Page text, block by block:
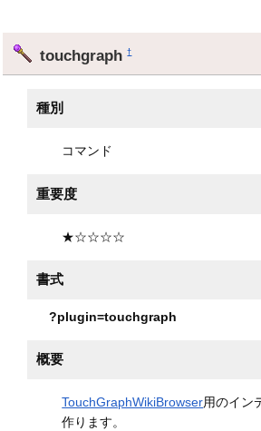
touchgraph†
種別
コマンド
重要度
★☆☆☆☆
書式
?plugin=touchgraph
概要
TouchGraphWikiBrowser用のイン
作ります。